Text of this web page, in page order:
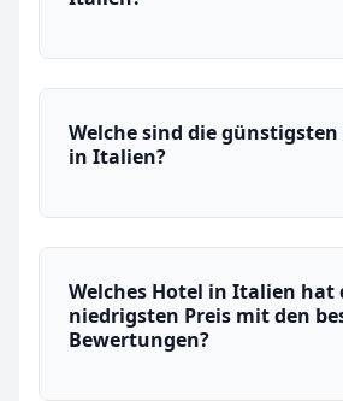
Welche sind die
in Italien?
Welches Hotel in Italien hat
niedrigsten Preis mit den
Bewertungen?